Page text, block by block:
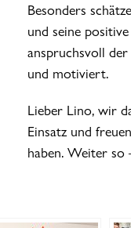
Besonders
und seine
anspruchsvoll
und motiviert.
Lieber Lino, wir
Einsatz und
haben. Weiter so